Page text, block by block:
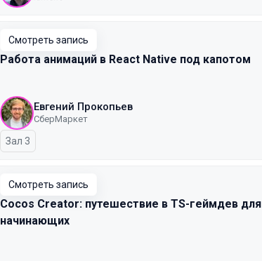
Смотреть запись
Работа анимаций в React Native под капотом
Евгений Прокопьев
СберМаркет
Зал 3
Смотреть запись
Cocos Creator: путешествие в TS-геймдев для
начинающих